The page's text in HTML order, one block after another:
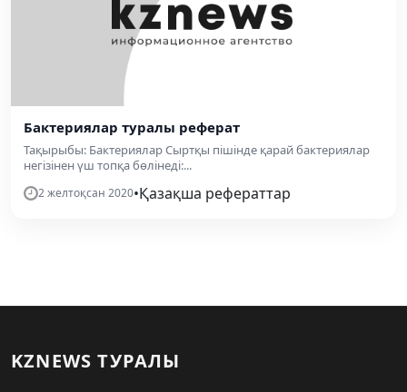
Бактериялар туралы реферат
Тақырыбы: Бактериялар Сыртқы пішінде қарай бактериялар
негізінен үш топқа бөлінеді:...
2 желтоқсан 2020•Қазақша рефераттар
KZNEWS ТУРАЛЫ